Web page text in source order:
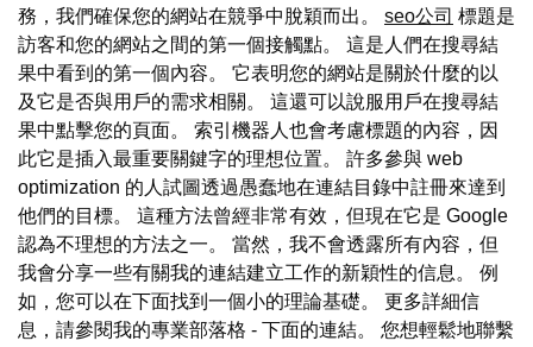
務，我們確保您的網站在競爭中脫穎而出。 seo公司 標題是
訪客和您的網站之間的第一個接觸點。 這是人們在搜尋結
果中看到的第一個內容。 它表明您的網站是關於什麼的以
及它是否與用戶的需求相關。 這還可以說服用戶在搜尋結
果中點擊您的頁面。 索引機器人也會考慮標題的內容，因
此它是插入最重要關鍵字的理想位置。 許多參與 web
optimization 的人試圖透過愚蠢地在連結目錄中註冊來達到
他們的目標。 這種方法曾經非常有效，但現在它是 Google
認為不理想的方法之一。 當然，我不會透露所有內容，但
我會分享一些有關我的連結建立工作的新穎性的信息。 例
如，您可以在下面找到一個小的理論基礎。 更多詳細信
息，請參閱我的專業部落格 - 下面的連結。 您想輕鬆地聯繫